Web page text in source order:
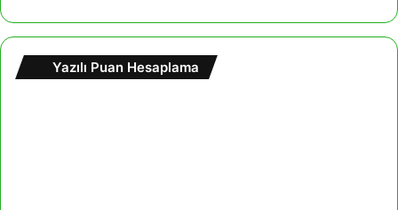
Yazılı Puan Hesaplama